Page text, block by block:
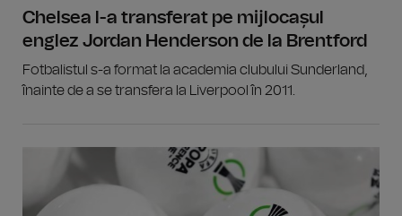
Chelsea l-a transferat pe mijlocașul
englez Jordan Henderson de la Brentford
Fotbalistul s-a format la academia clubului Sunderland,
înainte de a se transfera la Liverpool în 2011.